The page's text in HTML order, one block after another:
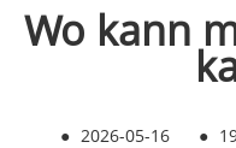
Wo kann
● 2026-05-16 ●